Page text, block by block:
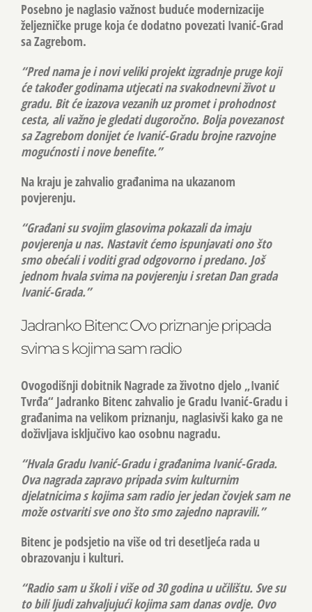
Posebno je naglasio važnost buduće modernizacije
željezničke pruge koja će dodatno povezati Ivanić-Grad
sa Zagrebom.
“Pred nama je i novi veliki projekt izgradnje pruge koji
će također godinama utjecati na svakodnevni život u
gradu. Bit će izazova vezanih uz promet i prohodnost
cesta, ali važno je gledati dugoročno. Bolja povezanost
sa Zagrebom donijet će Ivanić-Gradu brojne razvojne
mogućnosti i nove benefite.”
Na kraju je zahvalio građanima na ukazanom
povjerenju.
“Građani su svojim glasovima pokazali da imaju
povjerenja u nas. Nastavit ćemo ispunjavati ono što
smo obećali i voditi grad odgovorno i predano. Još
jednom hvala svima na povjerenju i sretan Dan grada
Ivanić-Grada.”
Jadranko Bitenc: Ovo priznanje pripada
svima s kojima sam radio
Ovogodišnji dobitnik Nagrade za životno djelo „Ivanić
Tvrđa“ Jadranko Bitenczahvalio je Gradu Ivanić-Gradu i
građanima na velikom priznanju, naglasivši kako ga ne
doživljava isključivo kao osobnu nagradu.
“Hvala Gradu Ivanić-Gradu i građanima Ivanić-Grada.
Ova nagrada zapravo pripada svim kulturnim
djelatnicima s kojima sam radio jer jedan čovjek sam ne
može ostvariti sve ono što smo zajedno napravili.”
Bitenc je podsjetio na više od tri desetljeća rada u
obrazovanju i kulturi.
“Radio sam u školi i više od 30 godina u učilištu. Sve su
to bili ljudi zahvaljujući kojima sam danas ovdje. Ovo